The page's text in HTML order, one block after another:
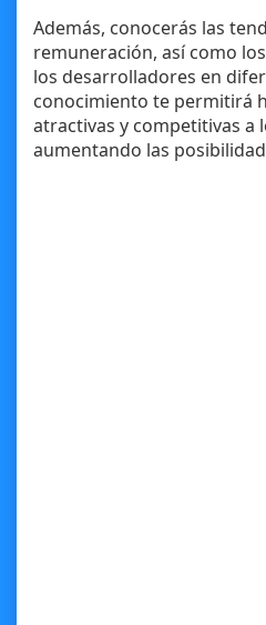
Además, conocerás las
remuneración, así como
los desarrolladores en
conocimiento te permitirá
atractivas y competitivas a
aumentando las